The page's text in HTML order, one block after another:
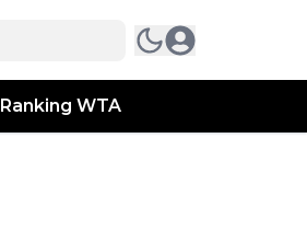
Ranking WTA